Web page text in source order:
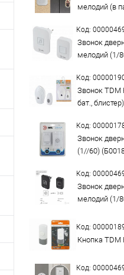
мелодий (в
Код:
Звонок
мелодий (1/
Код:
Звонок
бат.,
Код:
Звонок
(1//60)
Код:
Звонок
мелодий (1/
Код:
Кнопка TDM
Код: